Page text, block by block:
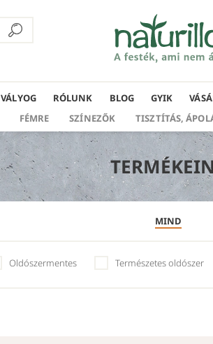
VÁLYOG RÓLUNK BLOG GYIK
FÉMRE SZÍNEZŐK TISZTÍTÁS,
MIND
Oldószermentes Természetes oldószer